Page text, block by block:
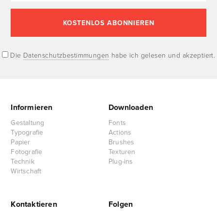
Die Datenschutzbestimmungen habe ich gelesen und akzeptiert.
Informieren
Gestaltung
Typografie
Papier
Fotografie
Technik
Wirtschaft
Downloaden
Fonts
Actions
Brushes
Texturen
Plug-ins
Kontaktieren Folgen